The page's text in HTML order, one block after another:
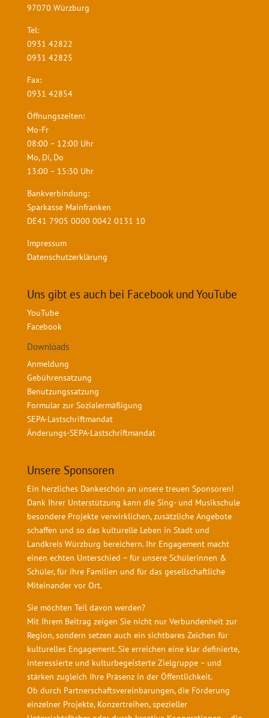
97070 Würzburg
Tel:
0931 42822
0931 42825
Fax:
0931 42854
Öffnungszeiten:
Mo-Fr
08:00 – 12:00 Uhr
Mo, Di, Do
13:00 – 15:30 Uhr
Bankverbindung:
Sparkasse Mainfranken
DE41 7905 0000 0042 0131 10
Impressum
Datenschutzerklärung
Uns gibt es auch bei Facebook und YouTube
YouTube
Facebook
Downloads
Anmeldung
Gebührensatzung
Benutzungssatzung
Formular zur Sozialermäßigung
SEPA-Lastschriftmandat
Änderungs-SEPA-Lastschriftmandat
Unsere Sponsoren
Ein herzliches Dankeschön an unsere treuen Sponsoren!
Dank Ihrer Unterstützung kann die Sing- und Musikschule
besondere Projekte verwirklichen, zusätzliche Angebote
schaffen und so das kulturelle Leben in Stadt und
Landkreis Würzburg bereichern. Ihr Engagement macht
einen echten Unterschied – für unsere Schülerinnen &
Schüler, für ihre Familien und für das gesellschaftliche
Miteinander vor Ort.
Sie möchten Teil davon werden?
Mit Ihrem Beitrag zeigen Sie nicht nur Verbundenheit zur
Region, sondern setzen auch ein sichtbares Zeichen für
kulturelles Engagement. Sie erreichen eine klar definierte,
interessierte und kulturbegeisterte Zielgruppe – und
stärken zugleich Ihre Präsenz in der Öffentlichkeit.
Ob durch Partnerschaftsvereinbarungen, die Förderung
einzelner Projekte, Konzertreihen, spezieller